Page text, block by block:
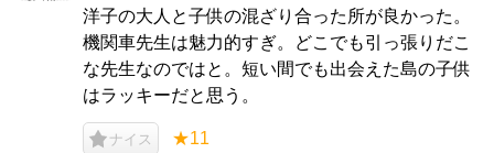
洋子の大人と子供の混ざり合った所が良かった。
機関車先生は魅力的すぎ。どこでも引っ張りだこ
な先生なのではと。短い間でも出会えた島の子供
はラッキーだと思う。
ナイス ★11